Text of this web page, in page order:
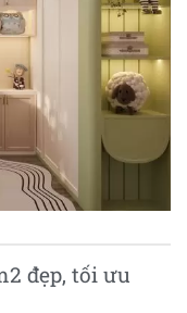
đẹp, tối ưu